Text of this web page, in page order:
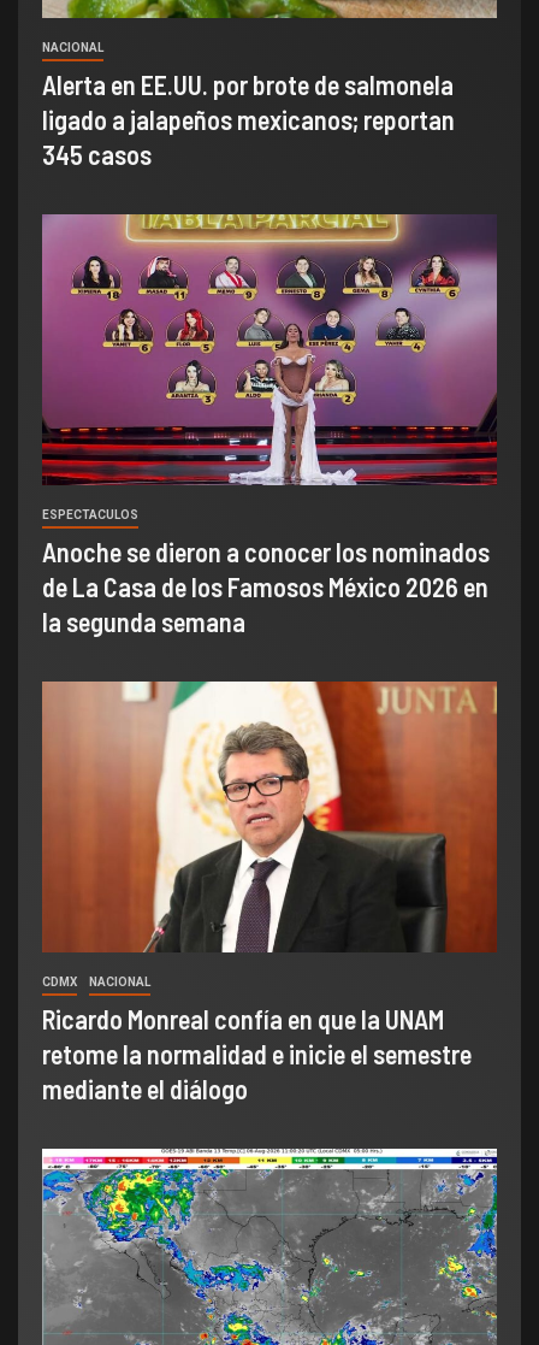
NACIONAL
Alerta en EE.UU. por brote de salmonela
ligado a jalapeños mexicanos; reportan
345 casos
ESPECTACULOS
Anoche se dieron a conocer los nominados
de La Casa de los Famosos México 2026 en
la segunda semana
CDMX NACIONAL
Ricardo Monreal confía en que la UNAM
retome la normalidad e inicie el semestre
mediante el diálogo